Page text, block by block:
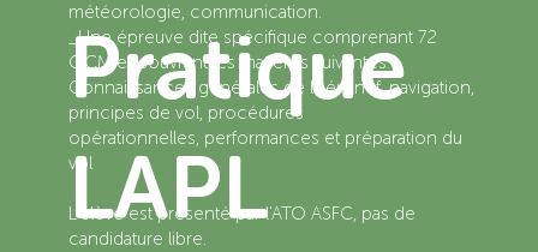
Pratique
LAPL
météorologie, communication.​
_Une épreuve dite spécifique comprenant 72
QCM et couvrant les matières suivantes:
Connaissances générales de l'aéronef, navigation,
principes de vol, procédures
opérationnelles, performances et préparation du
vol
L'élève est présenté par l'ATO ASFC, pas de
candidature libre.